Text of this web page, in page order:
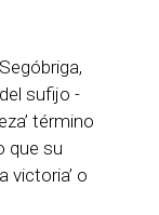
sufijo -
término
que su
victoria’ o